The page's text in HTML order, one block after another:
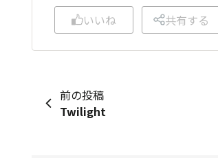
いいね 共有する
前の投稿
Twilight